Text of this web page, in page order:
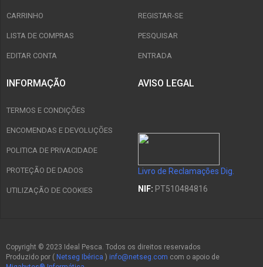
CARRINHO
LISTA DE COMPRAS
EDITAR CONTA
REGISTAR-SE
PESQUISAR
ENTRADA
INFORMAÇÃO
TERMOS E CONDIÇÕES
ENCOMENDAS E DEVOLUÇÕES
POLITICA DE PRIVACIDADE
PROTEÇÃO DE DADOS
UTILIZAÇÃO DE COOKIES
AVISO LEGAL
Livro de Reclamações Dig.
NIF: PT510484816
Copyright © 2023 Ideal Pesca. Todos os direitos reservados
Produzido por ( Netseg Ibérica ) info@netseg.com com o apoio de